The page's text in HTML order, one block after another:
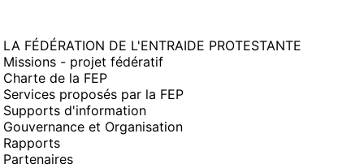
LA FÉDÉRATION DE L'ENTRAIDE PROTESTANTE
Missions - projet fédératif
Charte de la FEP
Services proposés par la FEP
Supports d'information
Gouvernance et Organisation
Rapports
Partenaires